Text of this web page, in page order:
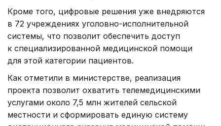
Кроме того, цифровые решения уже внедряются
в 72 учреждениях уголовно-исполнительной
системы, что позволит обеспечить доступ
к специализированной медицинской помощи
для этой категории пациентов.
Как отметили в министерстве, реализация
проекта позволит охватить телемедицинскими
услугами около 7,5 млн жителей сельской
местности и сформировать единую систему